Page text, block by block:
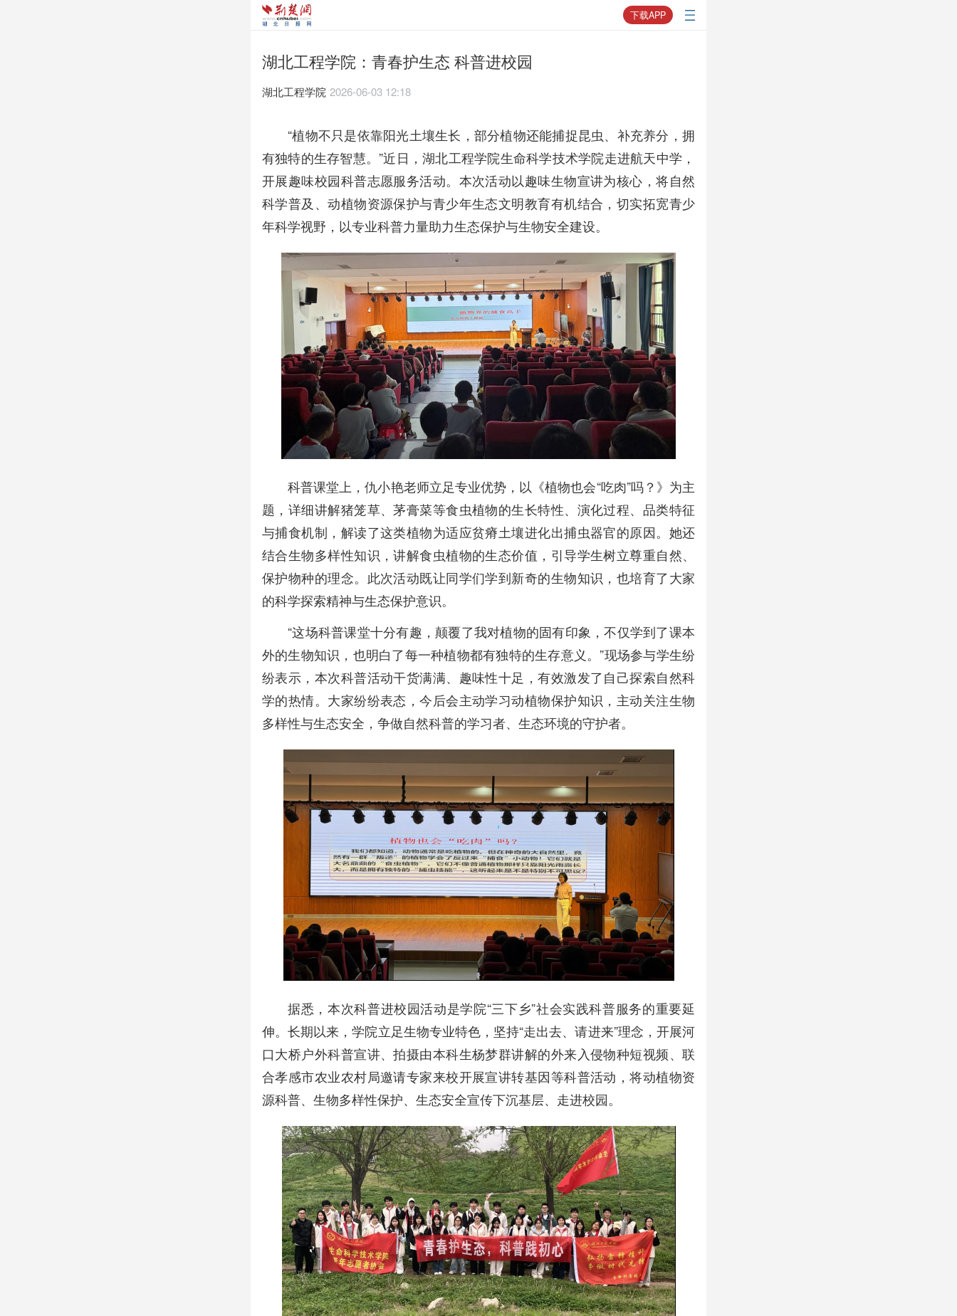
下载APP
湖北工程学院：青春护生态 科普进校园
湖北工程学院 2026-06-03 12:18
“植物不只是依靠阳光土壤生长，部分植物还能捕捉昆虫、补充养分，拥
有独特的生存智慧。”近日，湖北工程学院生命科学技术学院走进航天中学，
开展趣味校园科普志愿服务活动。本次活动以趣味生物宣讲为核心，将自然
科学普及、动植物资源保护与青少年生态文明教育有机结合，切实拓宽青少
年科学视野，以专业科普力量助力生态保护与生物安全建设。
科普课堂上，仇小艳老师立足专业优势，以《植物也会“吃肉”吗？》为主
题，详细讲解猪笼草、茅膏菜等食虫植物的生长特性、演化过程、品类特征
与捕食机制，解读了这类植物为适应贫瘠土壤进化出捕虫器官的原因。她还
结合生物多样性知识，讲解食虫植物的生态价值，引导学生树立尊重自然、
保护物种的理念。此次活动既让同学们学到新奇的生物知识，也培育了大家
的科学探索精神与生态保护意识。
“这场科普课堂十分有趣，颠覆了我对植物的固有印象，不仅学到了课本
外的生物知识，也明白了每一种植物都有独特的生存意义。”现场参与学生纷
纷表示，本次科普活动干货满满、趣味性十足，有效激发了自己探索自然科
学的热情。大家纷纷表态，今后会主动学习动植物保护知识，主动关注生物
多样性与生态安全，争做自然科普的学习者、生态环境的守护者。
据悉，本次科普进校园活动是学院“三下乡”社会实践科普服务的重要延
伸。长期以来，学院立足生物专业特色，坚持“走出去、请进来”理念，开展河
口大桥户外科普宣讲、拍摄由本科生杨梦群讲解的外来入侵物种短视频、联
合孝感市农业农村局邀请专家来校开展宣讲转基因等科普活动，将动植物资
源科普、生物多样性保护、生态安全宣传下沉基层、走进校园。